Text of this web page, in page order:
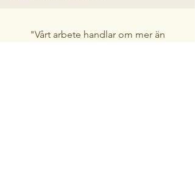
"Vårt arbete handlar om mer än